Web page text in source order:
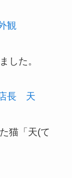
した。
猫「天(て